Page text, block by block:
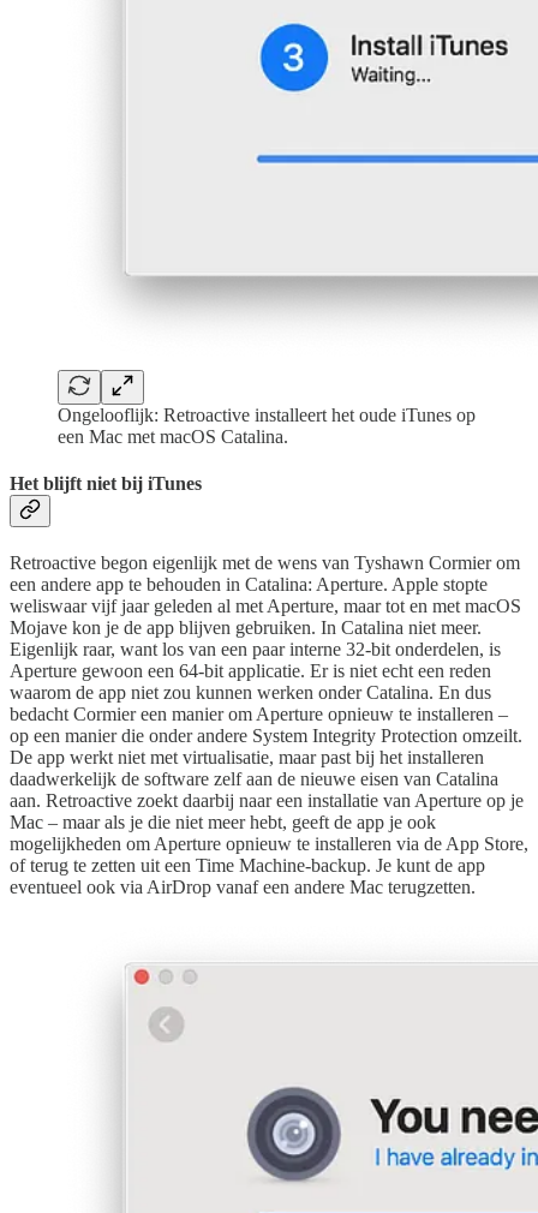
Ongelooflijk: Retroactive installeert het oude iTunes op
een Mac met macOS Catalina.
Het blijft niet bij iTunes
Retroactive begon eigenlijk met de wens van Tyshawn Cormier om
een andere app te behouden in Catalina: Aperture. Apple stopte
weliswaar vijf jaar geleden al met Aperture, maar tot en met macOS
Mojave kon je de app blijven gebruiken. In Catalina niet meer.
Eigenlijk raar, want los van een paar interne 32-bit onderdelen, is
Aperture gewoon een 64-bit applicatie. Er is niet echt een reden
waarom de app niet zou kunnen werken onder Catalina. En dus
bedacht Cormier een manier om Aperture opnieuw te installeren –
op een manier die onder andere System Integrity Protection omzeilt.
De app werkt niet met virtualisatie, maar past bij het installeren
daadwerkelijk de software zelf aan de nieuwe eisen van Catalina
aan. Retroactive zoekt daarbij naar een installatie van Aperture op je
Mac – maar als je die niet meer hebt, geeft de app je ook
mogelijkheden om Aperture opnieuw te installeren via de App Store,
of terug te zetten uit een Time Machine-backup. Je kunt de app
eventueel ook via AirDrop vanaf een andere Mac terugzetten.